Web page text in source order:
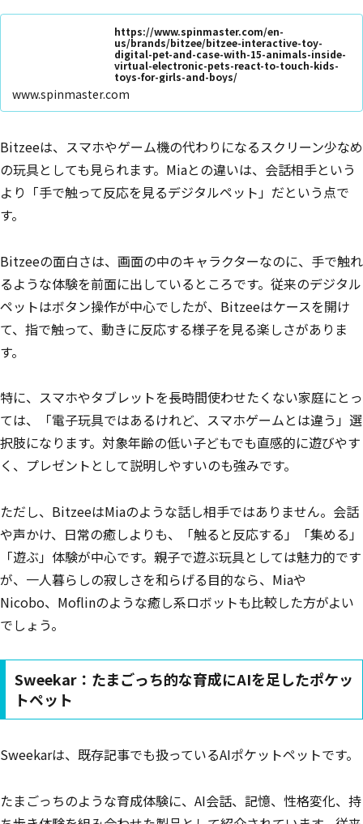
https://www.spinmaster.com/en-
us/brands/bitzee/bitzee-interactive-toy-
digital-pet-and-case-with-15-animals-inside-
virtual-electronic-pets-react-to-touch-kids-
toys-for-girls-and-boys/
www.spinmaster.com
Bitzeeは、スマホやゲーム機の代わりになるスクリーン少なめ
の玩具としても見られます。Miaとの違いは、会話相手という
より「手で触って反応を見るデジタルペット」だという点で
す。
Bitzeeの面白さは、画面の中のキャラクターなのに、手で触れ
るような体験を前面に出しているところです。従来のデジタル
ペットはボタン操作が中心でしたが、Bitzeeはケースを開け
て、指で触って、動きに反応する様子を見る楽しさがありま
す。
特に、スマホやタブレットを長時間使わせたくない家庭にとっ
ては、「電子玩具ではあるけれど、スマホゲームとは違う」選
択肢になります。対象年齢の低い子どもでも直感的に遊びやす
く、プレゼントとして説明しやすいのも強みです。
ただし、BitzeeはMiaのような話し相手ではありません。会話
や声かけ、日常の癒しよりも、「触ると反応する」「集める」
「遊ぶ」体験が中心です。親子で遊ぶ玩具としては魅力的です
が、一人暮らしの寂しさを和らげる目的なら、Miaや
Nicobo、Moflinのような癒し系ロボットも比較した方がよい
でしょう。
Sweekar：たまごっち的な育成にAIを足したポケッ
トペット
Sweekarは、既存記事でも扱っているAIポケットペットです。
たまごっちのような育成体験に、AI会話、記憶、性格変化、持